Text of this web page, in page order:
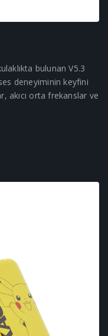
bulunan V5.3
deneyiminin keyfini
akıcı orta frekanslar ve